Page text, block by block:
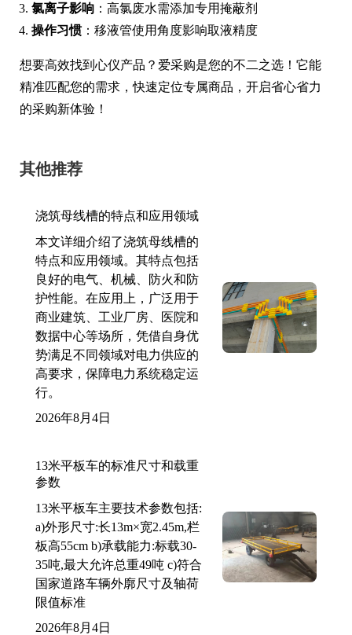
氯离子影响 ：高氯废水需添加专用掩蔽剂
操作习惯：移液管使用角度影响取液精度
想要高效找到心仪产品？爱采购是您的不二之选！它能
精准匹配您的需求，快速定位专属商品，开启省心省力
的采购新体验！
其他推荐
浇筑母线槽的特点和应用领域
本文详细介绍了浇筑母线槽的
特点和应用领域。其特点包括
良好的电气、机械、防火和防
护性能。在应用上，广泛用于
商业建筑、工业厂房、医院和
数据中心等场所，凭借自身优
势满足不同领域对电力供应的
高要求，保障电力系统稳定运
行。
2026年8月4日
13米平板车的标准尺寸和载重
参数
13米平板车主要技术参数包括:
a)外形尺寸:长13m×宽2.45m,栏
板高55cm b)承载能力:标载30-
35吨,最大允许总重49吨 c)符合
国家道路车辆外廓尺寸及轴荷
限值标准
2026年8月4日